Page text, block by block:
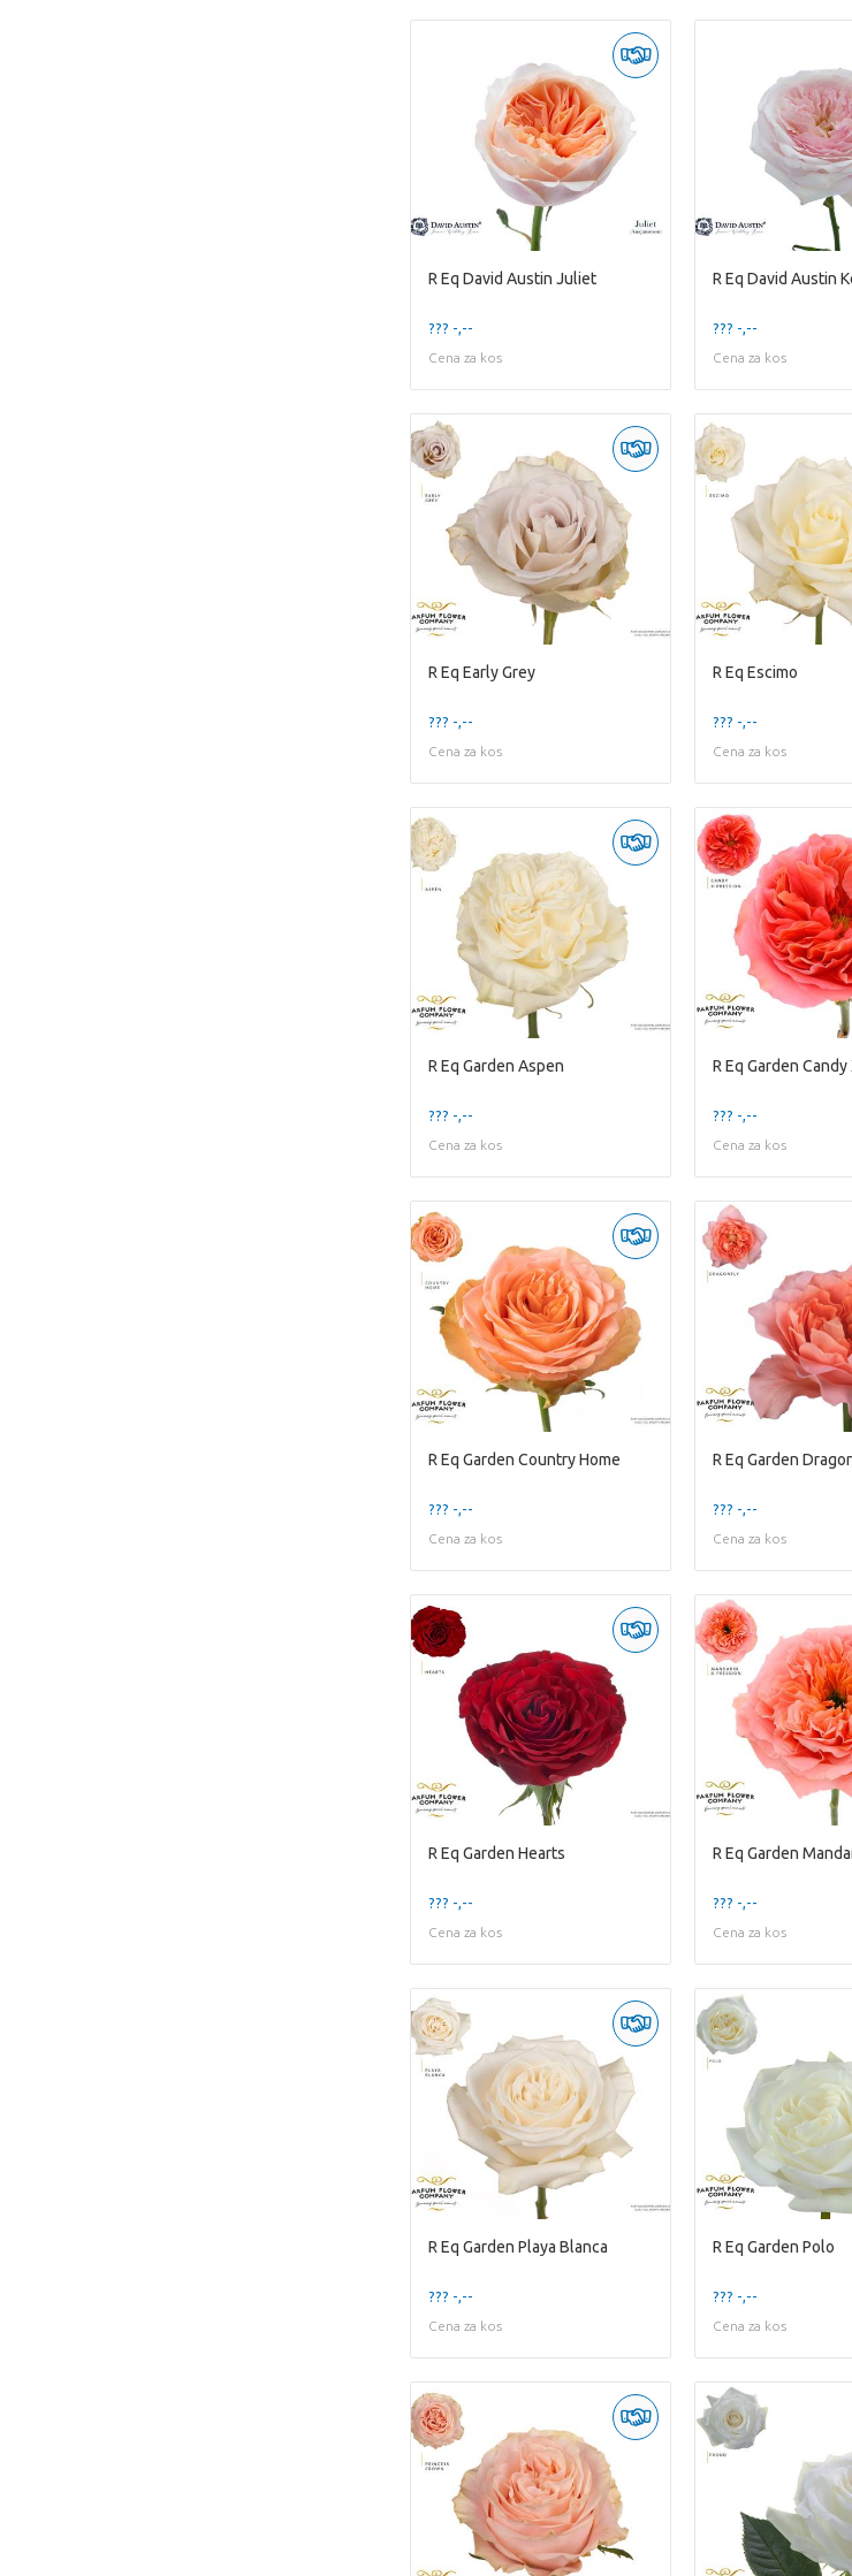
R Eq David Austin Juliet
??? -,--
Cena za kos
R Eq David Austin
??? -,--
Cena za kos
R Eq Early Grey
??? -,--
Cena za kos
R Eq Escimo
??? -,--
Cena za kos
R Eq Garden Aspen
??? -,--
Cena za kos
R Eq Garden
??? -,--
Cena za kos
R Eq Garden Country Home
??? -,--
Cena za kos
R Eq Garden
??? -,--
Cena za kos
R Eq Garden Hearts
??? -,--
Cena za kos
??? -,--
Cena za kos
R Eq Garden Playa Blanca
??? -,--
Cena za kos
R Eq Garden Polo
??? -,--
Cena za kos